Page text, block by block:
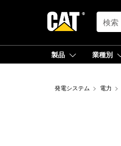
SEARCH
製品 業種別
発電システム 電力